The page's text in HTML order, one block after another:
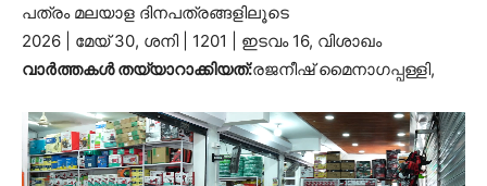
പത്രം മലയാള ദിനപത്രങ്ങളിലൂടെ
2026 | മേയ് 30, ശനി | 1201 | ഇടവം 16, വിശാഖം
വാർത്തകൾ തയ്യാറാക്കിയത്:രജനീഷ് മൈനാഗപ്പള്ളി,